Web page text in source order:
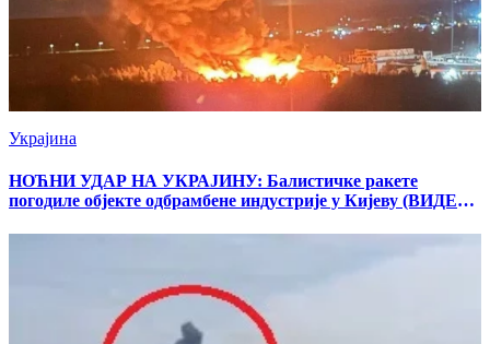
Украјина
НОЋНИ УДАР НА УКРАЈИНУ: Балистичке ракете
погодиле објекте одбрамбене индустрије у Кијеву (ВИДЕО/